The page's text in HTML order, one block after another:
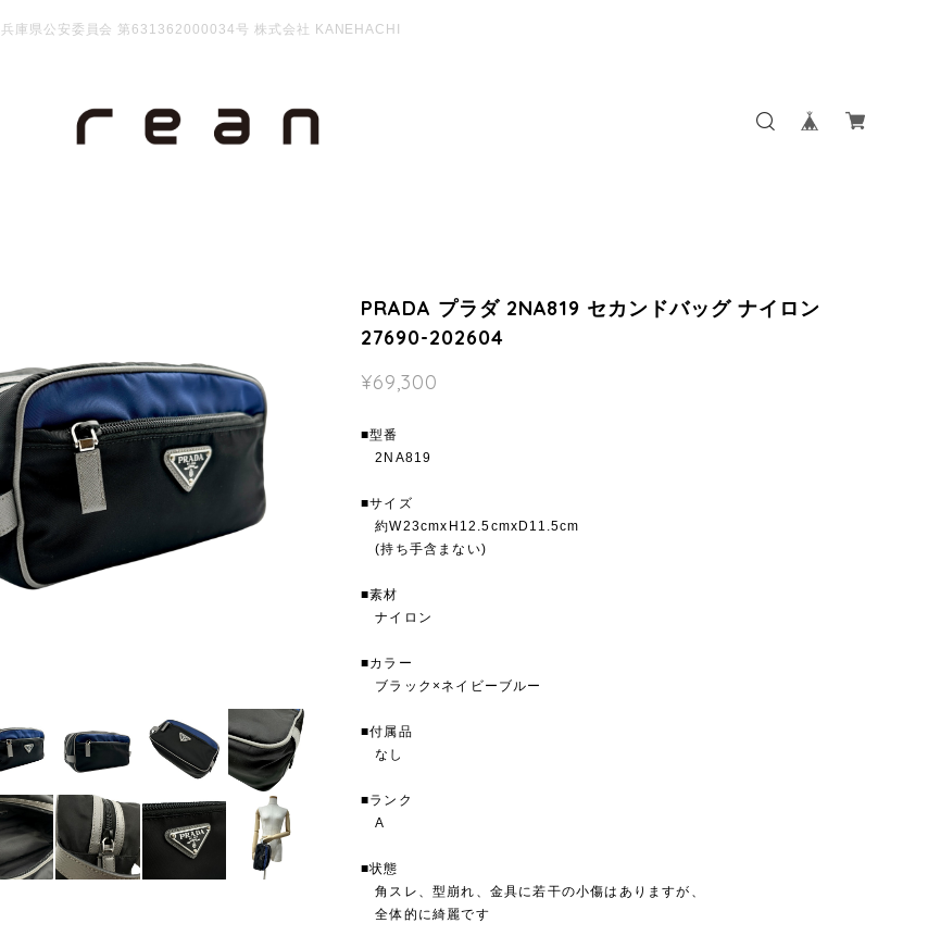
兵庫県公安委員会 第631362000034号 株式会社 KANEHACHI
PRADA プラダ 2NA819 セカンドバッグ ナイロン
27690-202604
¥69,300
■型番
2NA819
■サイズ
約W23cmxH12.5cmxD11.5cm
(持ち手含まない)
■素材
ナイロン
■カラー
ブラック×ネイビーブルー
■付属品
なし
■ランク
A
■状態
角スレ、型崩れ、金具に若干の小傷はありますが、
全体的に綺麗です